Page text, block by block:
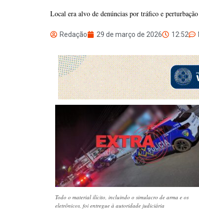
Local era alvo de denúncias por tráfico e perturbação
Redação 29 de março de 2026 12:52
Todo o material ilícito, incluindo o simulacro de arma e os
eletrônicos, foi entregue à autoridade judiciária